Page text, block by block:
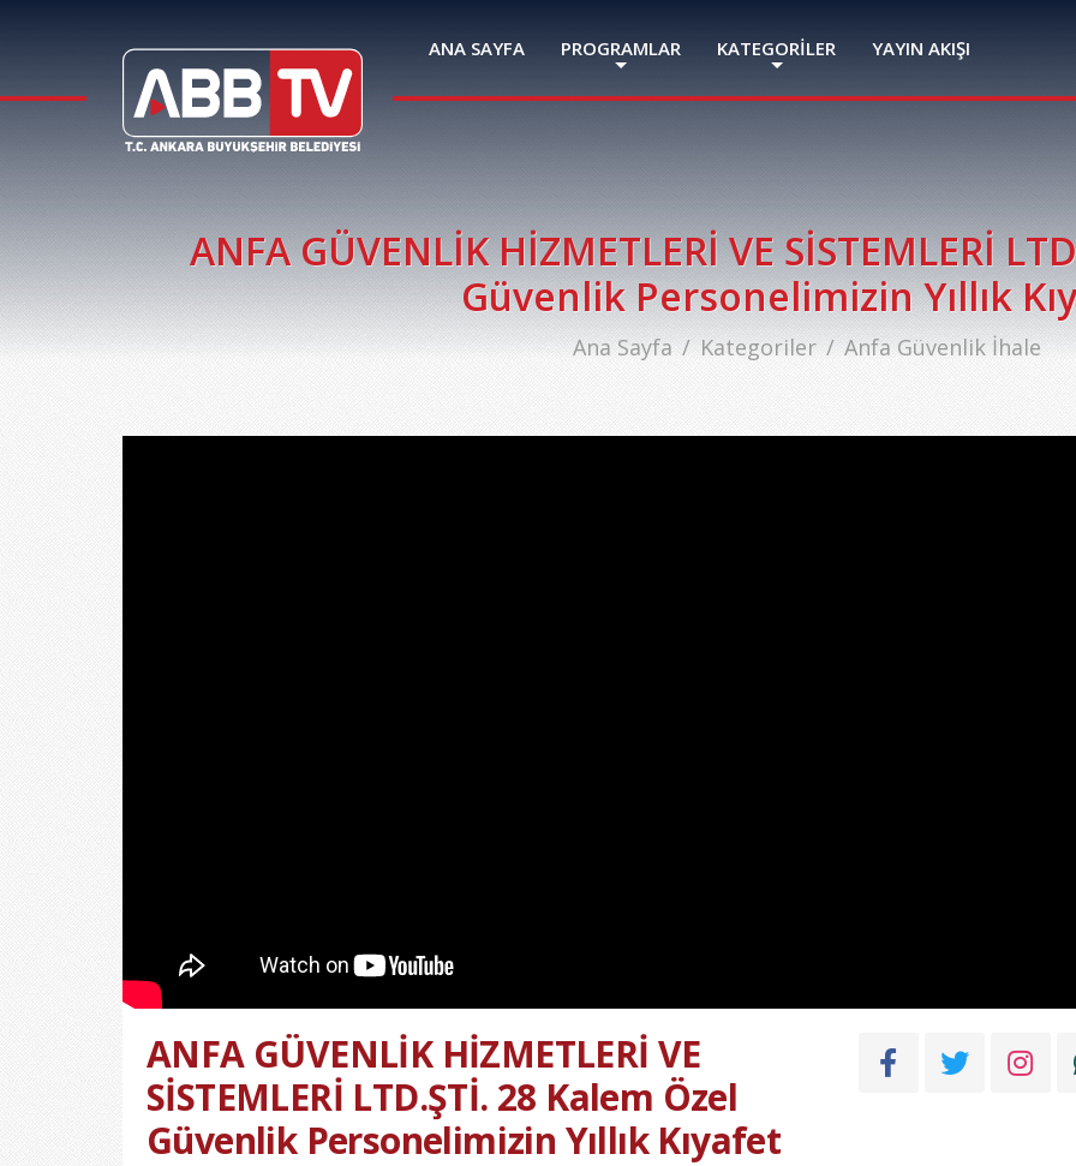
ANA SAYFA PROGRAMLAR KATEGORİLER YAYIN AKIŞI
ANFA GÜVENLİK HİZMETLERİ VE SİSTEMLERİ
Güvenlik Personelimizin Yıllık
Ana Sayfa Kategoriler Anfa Güvenlik İhale
ANFA GÜVENLİK HİZMETLERİ VE
SİSTEMLERİ LTD.ŞTİ. 28 Kalem Özel
Güvenlik Personelimizin Yıllık Kıyafet